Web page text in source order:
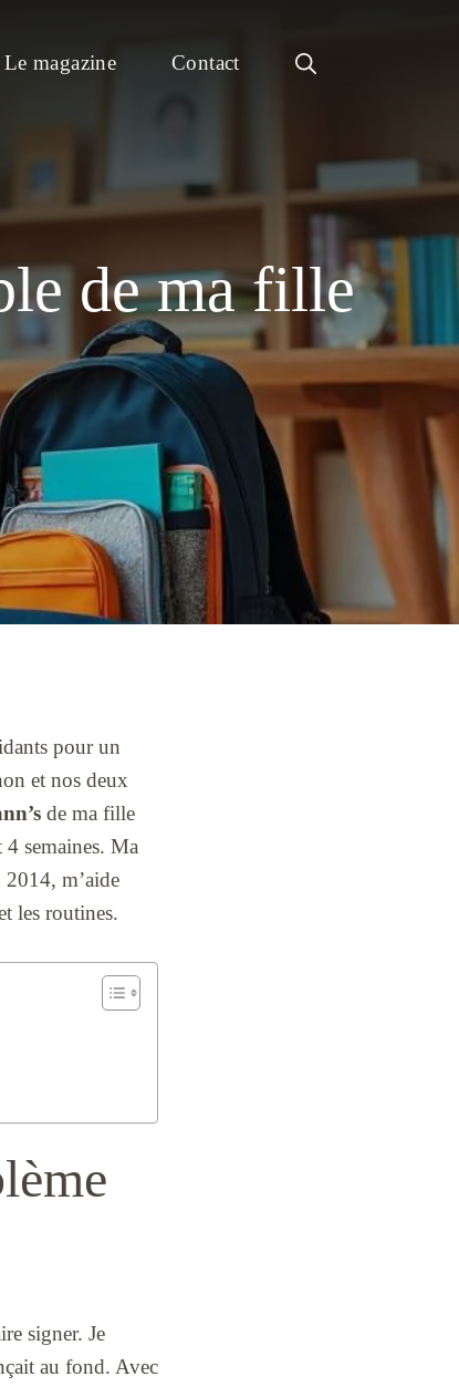
Le magazine Contact
de ma fille
pour un
et nos deux
de ma fille
4 semaines. Ma
2014, m’aide
les routines.
signer. Je
au fond. Avec